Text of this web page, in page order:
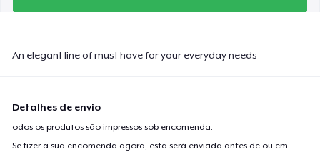
An elegant line of must have for your everyday needs
Detalhes de envio
odos os produtos são impressos sob encomenda.
Se fizer a sua encomenda agora, esta será enviada antes de ou em